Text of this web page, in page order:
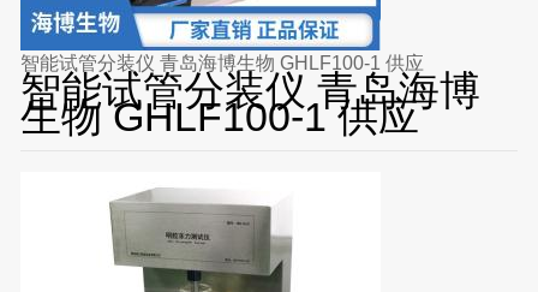
智能试管分装仪 青岛海博生物 GHLF100-1 供应
智能试管分装仪 青岛海博
生物 GHLF100-1 供应